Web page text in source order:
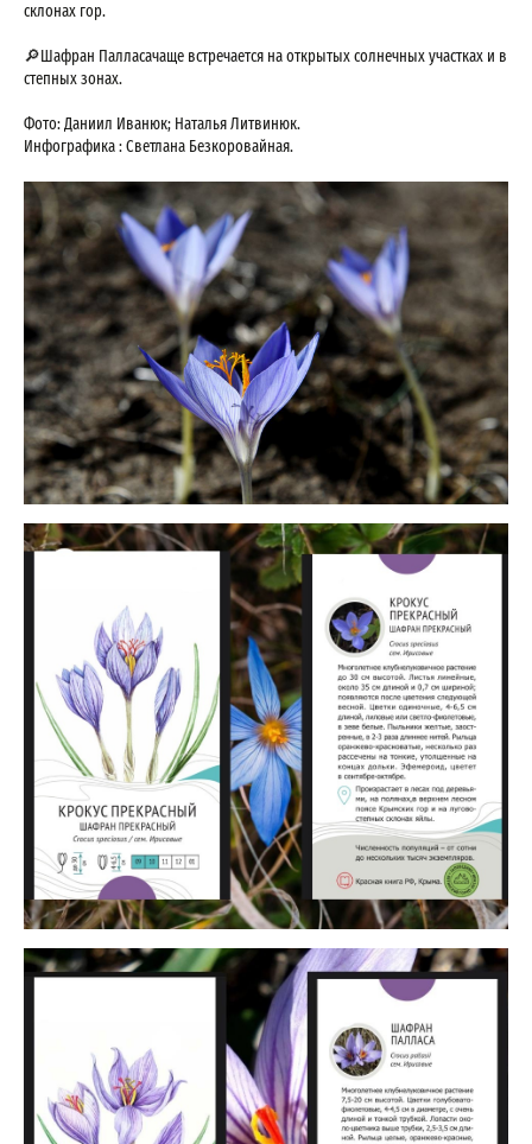
склонах гор.
🔎Шафран Палласачаще встречается на открытых солнечных участках и в
степных зонах.
Фото: Даниил Иванюк; Наталья Литвинюк.
Инфографика : Светлана Безкоровайная.